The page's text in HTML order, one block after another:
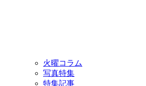
火曜コラム
写真特集
特集記事